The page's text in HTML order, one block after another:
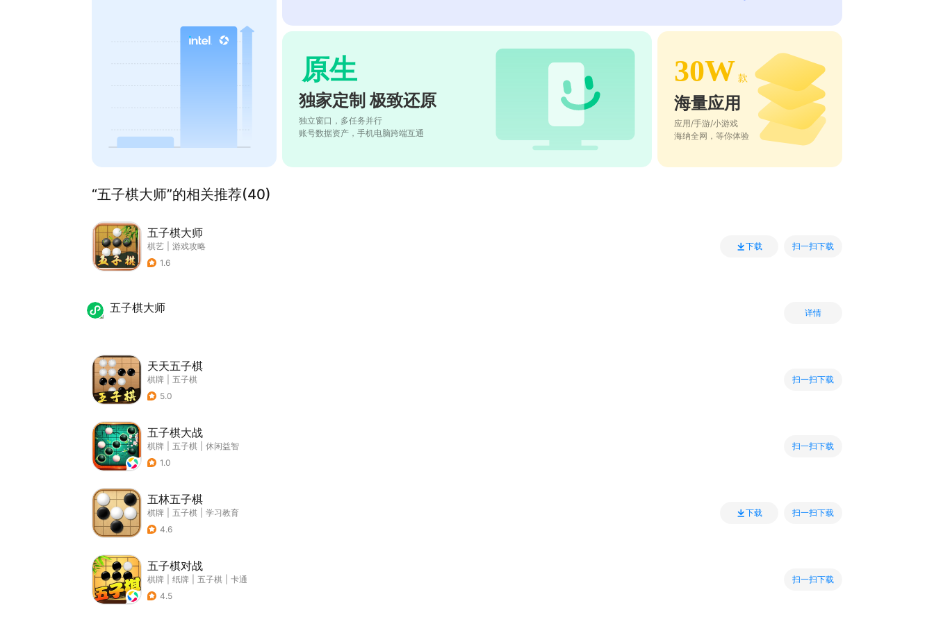
原生
独家定制 极致还原
独立窗口，多任务并行
账号数据资产，手机电脑跨端互通
30W 款
海量应用
应用/手游/小游戏
海纳全网，等你体验
“五子棋大师”的相关推荐(40)
五子棋大师
棋艺
游戏攻略
1.6
下载 扫一扫下载
五子棋大师 详情
天天五子棋
棋牌
五子棋
5.0
扫一扫下载
五子棋大战
棋牌 五子棋
休闲益智
1.0
扫一扫下载
五林五子棋
棋牌 五子棋
学习教育
4.6
下载 扫一扫下载
五子棋对战
棋牌 纸牌 五子棋
卡通
4.5
扫一扫下载